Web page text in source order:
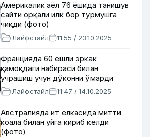
Америкалик аёл 76 ёшида танишув
сайти орқали илк бор турмушга
чиқди (фото)
Лайфстайл 11:55 / 23.10.2025
Францияда 60 ёшли эркак
қамоқдаги набираси билан
учрашиш учун дўконни ўмарди
Лайфстайл 11:47 / 14.10.2025
Австралияда ит елкасида митти
коала билан уйга кириб келди
(фото)